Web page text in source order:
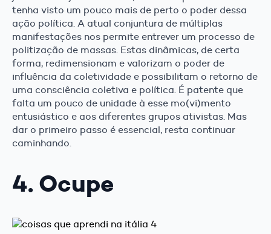
tenha visto um pouco mais de perto o poder dessa
ação política. A atual conjuntura de múltiplas
manifestações nos permite entrever um processo de
politização de massas. Estas dinâmicas, de certa
forma, redimensionam e valorizam o poder de
influência da coletividade e possibilitam o retorno de
uma consciência coletiva e política. É patente que
falta um pouco de unidade à esse mo(vi)mento
entusiástico e aos diferentes grupos ativistas. Mas
dar o primeiro passo é essencial, resta continuar
caminhando.
4. Ocupe